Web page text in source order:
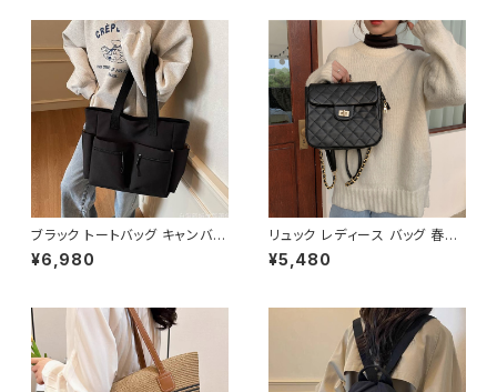
ブラック トートバッグ キャンバス
大容量 ポケット付き カジュアル
バッグ 韓国風バッグ マザーズバ
¥6,980
リュック レディース バッグ 春夏
秋冬 春 夏 秋 冬 黒 ショルダー
バッグ リュックサックバッグ 斜め
バック 斜め掛けバッグ 肩掛けバ
ッグ バックパック バッグパック
シンプル サッチェルバッグ ショル
ダー ハンドバッグ ブラウン ブラ
ック デート 通勤バッグ 学生 学
¥5,480